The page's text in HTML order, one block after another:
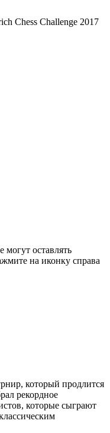
могут оставлять
на иконку справа
который продлится
рекордное
которые сыграют